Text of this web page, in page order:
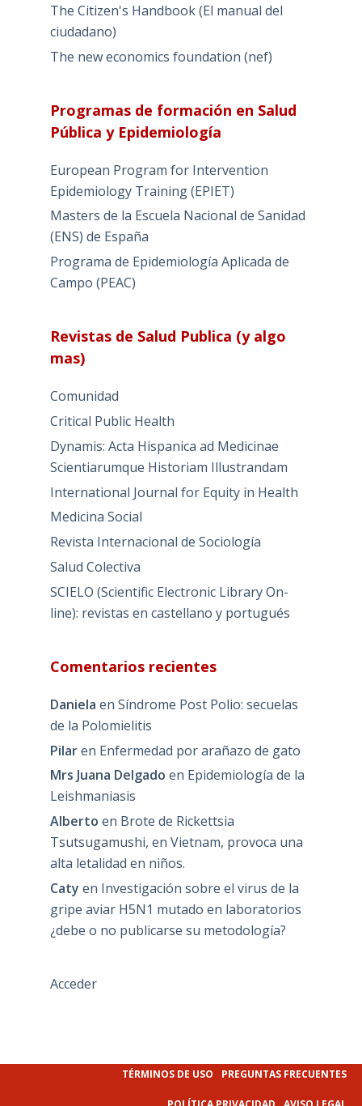
The Citizen's Handbook (El manual del
ciudadano)
The new economics foundation (nef)
Programas de formación en Salud
Pública y Epidemiología
European Program for Intervention
Epidemiology Training (EPIET)
Masters de la Escuela Nacional de Sanidad
(ENS) de España
Programa de Epidemiología Aplicada de
Campo (PEAC)
Revistas de Salud Publica (y algo
mas)
Comunidad
Critical Public Health
Dynamis: Acta Hispanica ad Medicinae
Scientiarumque Historiam Illustrandam
International Journal for Equity in Health
Medicina Social
Revista Internacional de Sociología
Salud Colectiva
SCIELO (Scientific Electronic Library On-
line): revistas en castellano y portugués
Comentarios recientes
Daniela en Síndrome Post Polio: secuelas
de la Polomielitis
Pilaren Enfermedad por arañazo de gato
Mrs Juana Delgado en Epidemiología de la
Leishmaniasis
Alberto en Brote de Rickettsia
Tsutsugamushi, en Vietnam, provoca una
alta letalidad en niños.
Caty en Investigación sobre el virus de la
gripe aviar H5N1 mutado en laboratorios
¿debe o no publicarse su metodología?
Acceder
TÉRMINOS DE USO PREGUNTAS FRECUENTES